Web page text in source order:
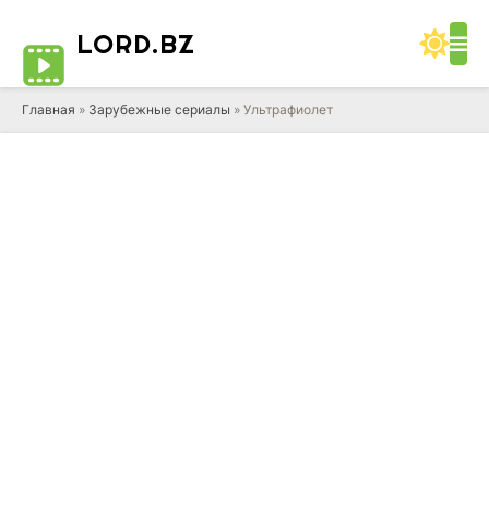
LORD.BZ
Главная » Зарубежные сериалы » Ультрафиолет